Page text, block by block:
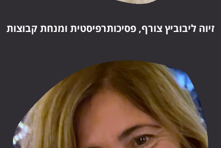
זיוה ליבוביץ צורף, פסיכותרפיסטית ומנחת קבוצות